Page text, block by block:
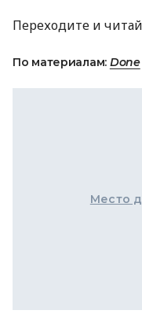
Переходите и
По материалам: Done
Место